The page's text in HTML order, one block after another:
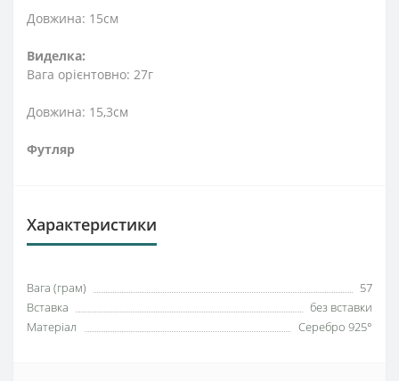
Довжина: 15см
Виделка:
Вага орієнтовно: 27г
Довжина: 15,3см
Футляр
Характеристики
Вага (грам)
57
Вставка
без вставки
Матеріал
Серебро 925°